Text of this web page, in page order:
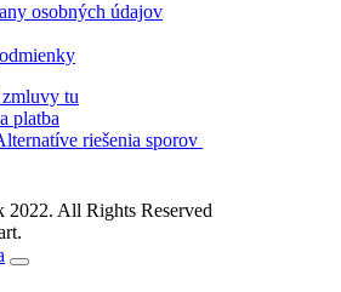
osobných údajov
tu
platba
riešenia sporov
All Rights Reserved